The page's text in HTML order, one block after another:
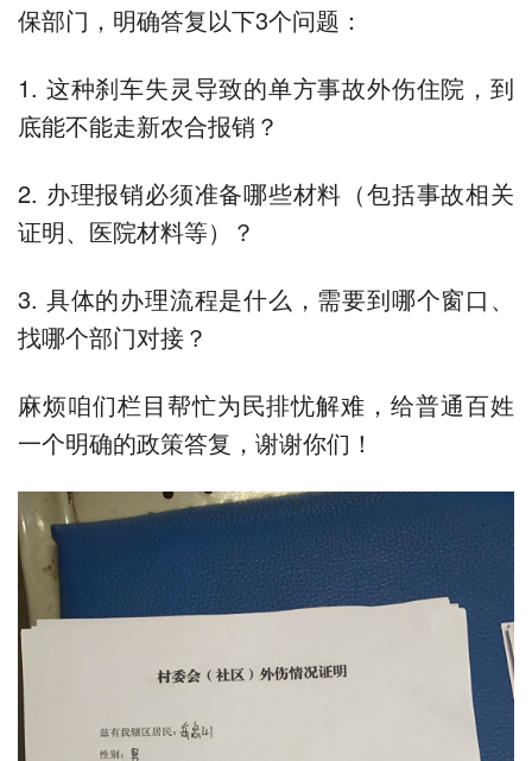
保部门，明确答复以下3个问题：
1. 这种刹车失灵导致的单方事故外伤住院，到
底能不能走新农合报销？
2. 办理报销必须准备哪些材料（包括事故相关
证明、医院材料等）？
3. 具体的办理流程是什么，需要到哪个窗口、
找哪个部门对接？
麻烦咱们栏目帮忙为民排忧解难，给普通百姓
一个明确的政策答复，谢谢你们！